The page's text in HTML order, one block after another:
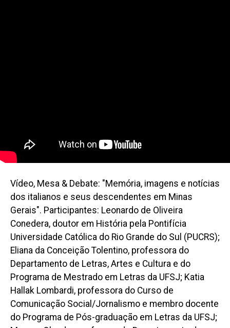
Vídeo, Mesa & Debate: "Memória, imagens e notícias
dos italianos e seus descendentes em Minas
Gerais". Participantes: Leonardo de Oliveira
Conedera, doutor em História pela Pontifícia
Universidade Católica do Rio Grande do Sul (PUCRS);
Eliana da Conceição Tolentino, professora do
Departamento de Letras, Artes e Cultura e do
Programa de Mestrado em Letras da UFSJ; Katia
Hallak Lombardi, professora do Curso de
Comunicação Social/Jornalismo e membro docente
do Programa de Pós-graduação em Letras da UFSJ;